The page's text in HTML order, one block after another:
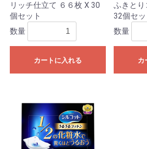
リッチ仕立て ６６枚 X 30
個セット
数量
カートに入れる
ふきとり
32個セッ
数量
カ